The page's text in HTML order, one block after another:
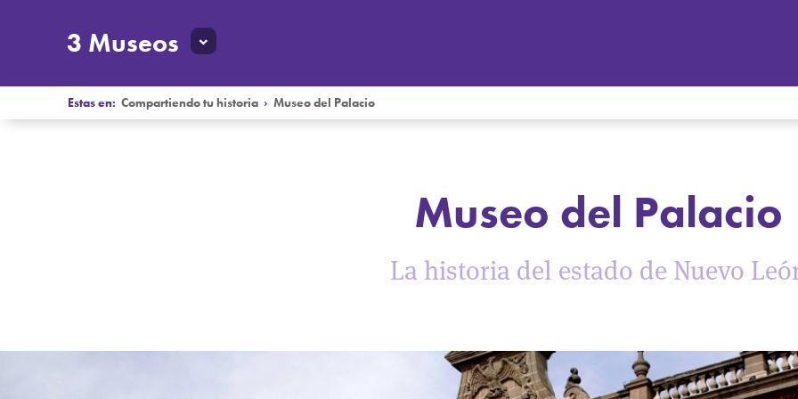
3 Museos
Estas en:Compartiendo tu historia ›Museo del Palacio
Museo del Palacio
La historia del estado de Nuevo